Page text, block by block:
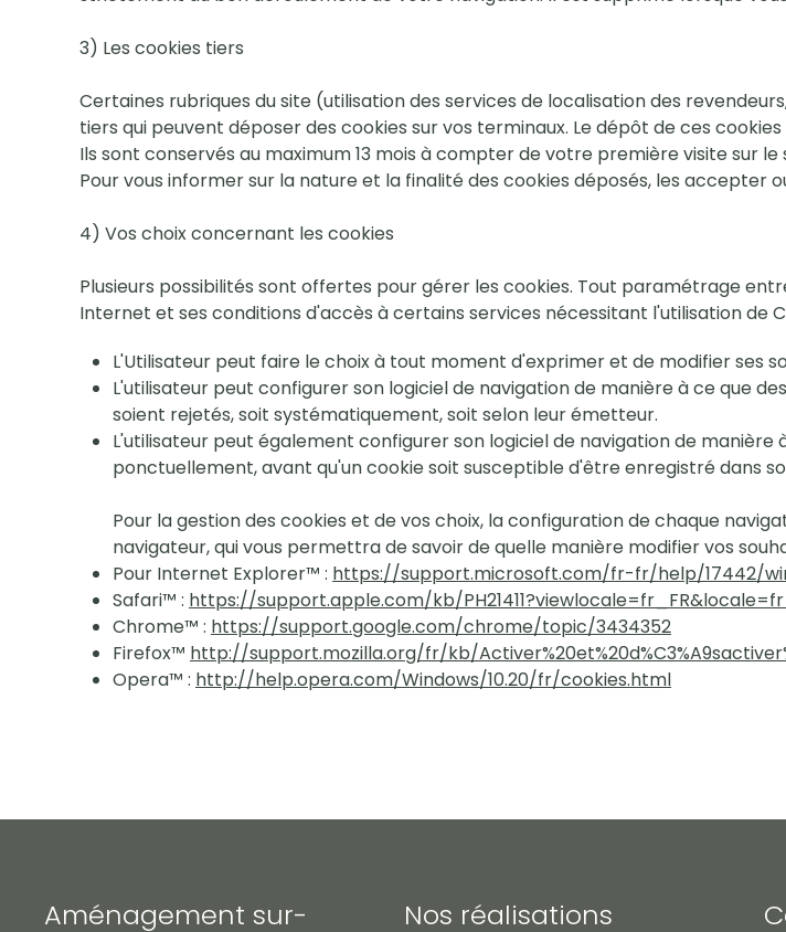
3) Les cookies tiers
Certaines rubriques du site (utilisation des services de localisation des
tiers qui peuvent déposer des cookies sur vos terminaux. Le dépôt de ces
Ils sont conservés au maximum 13 mois à compter de votre première visite sur le
Pour vous informer sur la nature et la finalité des cookies déposés, les accepter
4) Vos choix concernant les cookies
Plusieurs possibilités sont offertes pour gérer les cookies. Tout paramétrage
Internet et ses conditions d'accès à certains services nécessitant l'utilisation de
L'Utilisateur peut faire le choix à tout moment d'exprimer et de modifier ses
L'utilisateur peut configurer son logiciel de navigation de manière à ce que
soient rejetés, soit systématiquement, soit selon leur émetteur.
L'utilisateur peut également configurer son logiciel de navigation de
ponctuellement, avant qu'un cookie soit susceptible d'être enregistré dans
Pour la gestion des cookies et de vos choix, la configuration de chaque
navigateur, qui vous permettra de savoir de quelle manière modifier vos
Pour Internet Explorer™ : https://support.microsoft.com/fr-fr/help/17442/
Safari™ : https://support.apple.com/kb/
Chrome™ : https://support.google.com/chrome/topic/3434352
Firefox™ http://support.mozilla.org/fr/kb/
Opera™ : http://help.opera.com/Windows/10.20/fr/cookies.html
Aménagement sur- Nos réalisations